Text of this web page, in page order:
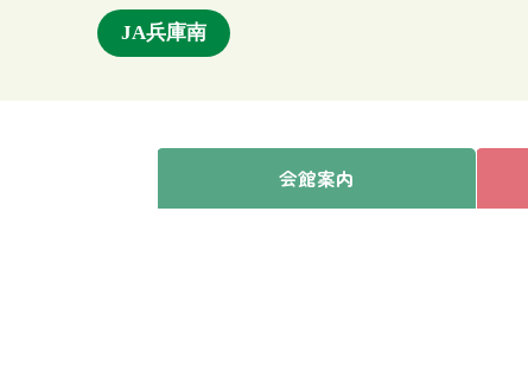
JA兵庫南
会館案内